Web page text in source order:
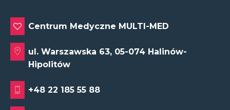
Centrum Medyczne MULTI-MED
ul. Warszawska 63, 05-074 Halinów-
Hipolitów
+48 22 185 55 88